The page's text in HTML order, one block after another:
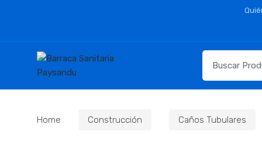
para:
Home Construcción Caños Tubulares